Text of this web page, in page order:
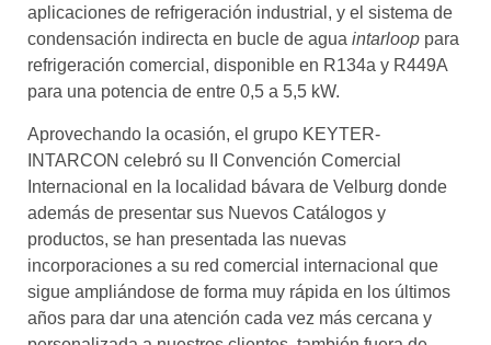
aplicaciones de refrigeración industrial, y el sistema de
condensación indirecta en bucle de agua intarloop para
refrigeración comercial, disponible en R134a y R449A
para una potencia de entre 0,5 a 5,5 kW.
Aprovechando la ocasión, el grupo KEYTER-
INTARCON celebró su II Convención Comercial
Internacional en la localidad bávara de Velburg donde
además de presentar sus Nuevos Catálogos y
productos, se han presentada las nuevas
incorporaciones a su red comercial internacional que
sigue ampliándose de forma muy rápida en los últimos
años para dar una atención cada vez más cercana y